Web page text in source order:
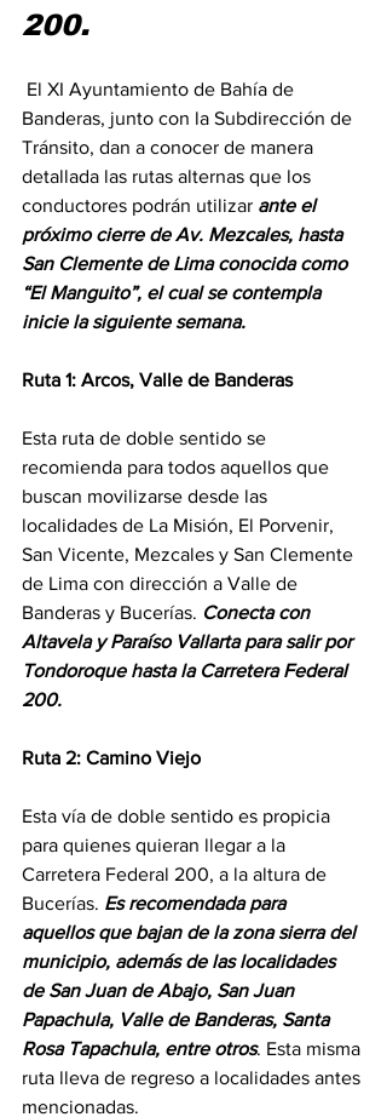
200.
Banderas, junto con la Subdirección de
Tránsito, dan a conocer de manera
detallada las rutas alternas que los
conductores podrán utilizar ante el
próximo cierre de Av. Mezcales, hasta
San Clemente de Lima conocida como
“El Manguito”, el cual se contempla
inicie la siguiente semana.
Ruta 1: Arcos, Valle de Banderas
Esta ruta de doble sentido se
recomienda para todos aquellos que
buscan movilizarse desde las
localidades de La Misión, El Porvenir,
San Vicente, Mezcales y San Clemente
de Lima con dirección a Valle de
Banderas y Bucerías. Conecta con
Altavela y Paraíso Vallarta para salir por
Tondoroque hasta la Carretera Federal
200.
Ruta 2: Camino Viejo
Esta vía de doble sentido es propicia
para quienes quieran llegar a la
Carretera Federal 200, a la altura de
Bucerías. Es recomendada para
aquellos que bajan de la zona sierra del
municipio, además de las localidades
de San Juan de Abajo, San Juan
Papachula, Valle de Banderas, Santa
Rosa Tapachula, entre otros. Esta misma
ruta lleva de regreso a localidades antes
mencionadas.